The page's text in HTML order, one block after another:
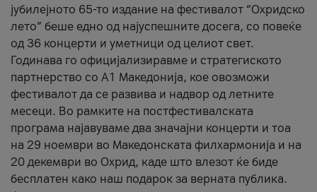
јубилејното 65-то издание на фестивалот “Охридско
лето” беше едно од најуспешните досега, со повеќе
од 36 концерти и уметници од целиот свет.
Годинава го официјализиравме и стратегиското
партнерство со А1 Македонија, кое овозможи
фестивалот да се развива и надвор од летните
месеци. Во рамките на постфестивалската
програма најавуваме два значајни концерти и тоа
на 29 ноември во Македонската филхармонија и на
20 декември во Охрид, каде што влезот ќе биде
бесплатен како наш подарок за верната публика.